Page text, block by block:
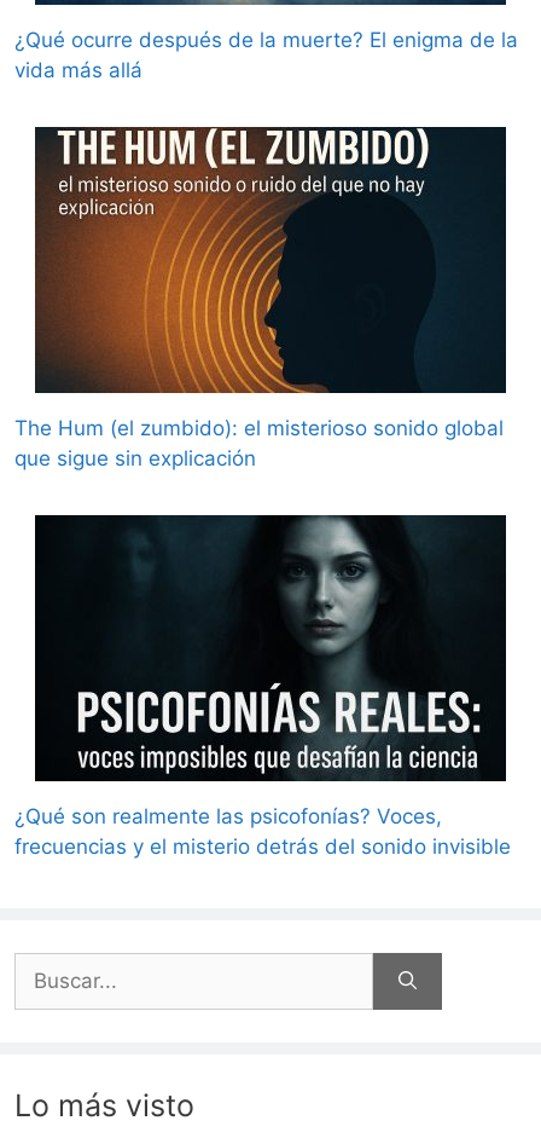
¿Qué ocurre después de la muerte? El enigma de la
vida más allá
The Hum (el zumbido): el misterioso sonido global
que sigue sin explicación
¿Qué son realmente las psicofonías? Voces,
frecuencias y el misterio detrás del sonido invisible
Lo más visto